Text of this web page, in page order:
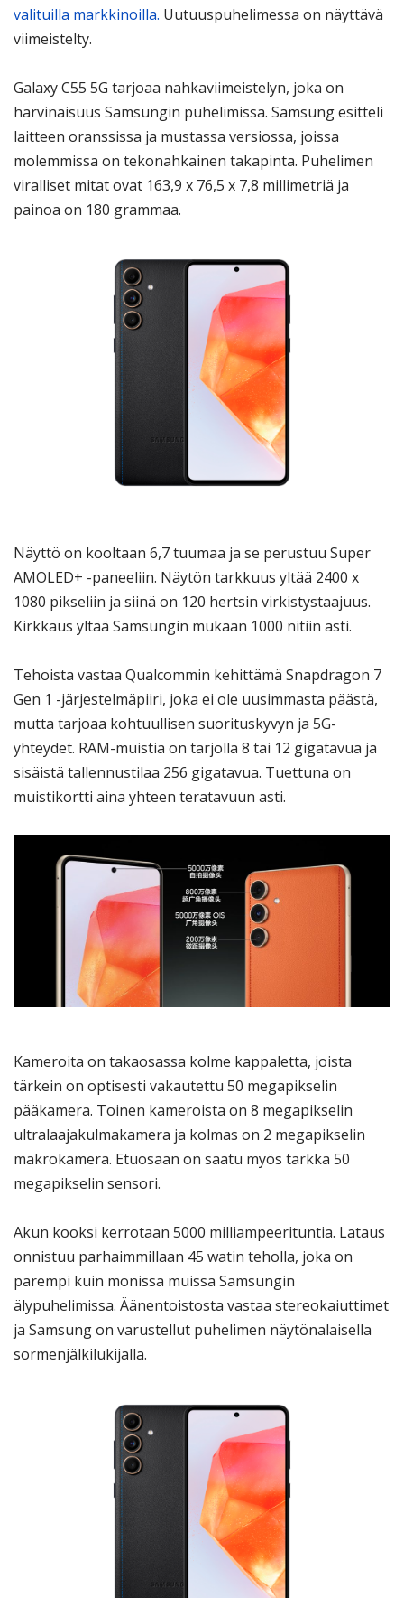
valituilla markkinoilla. Uutuuspuhelimessa on näyttävä
viimeistelty.
Galaxy C55 5G tarjoaa nahkaviimeistelyn, joka on
harvinaisuus Samsungin puhelimissa. Samsung esitteli
laitteen oranssissa ja mustassa versiossa, joissa
molemmissa on tekonahkainen takapinta. Puhelimen
viralliset mitat ovat 163,9 x 76,5 x 7,8 millimetriä ja
painoa on 180 grammaa.
Näyttö on kooltaan 6,7 tuumaa ja se perustuu Super
AMOLED+ -paneeliin. Näytön tarkkuus yltää 2400 x
1080 pikseliin ja siinä on 120 hertsin virkistystaajuus.
Kirkkaus yltää Samsungin mukaan 1000 nitiin asti.
Tehoista vastaa Qualcommin kehittämä Snapdragon 7
Gen 1 -järjestelmäpiiri, joka ei ole uusimmasta päästä,
mutta tarjoaa kohtuullisen suorituskyvyn ja 5G-
yhteydet. RAM-muistia on tarjolla 8 tai 12 gigatavua ja
sisäistä tallennustilaa 256 gigatavua. Tuettuna on
muistikortti aina yhteen teratavuun asti.
Kameroita on takaosassa kolme kappaletta, joista
tärkein on optisesti vakautettu 50 megapikselin
pääkamera. Toinen kameroista on 8 megapikselin
ultralaajakulmakamera ja kolmas on 2 megapikselin
makrokamera. Etuosaan on saatu myös tarkka 50
megapikselin sensori.
Akun kooksi kerrotaan 5000 milliampeerituntia. Lataus
onnistuu parhaimmillaan 45 watin teholla, joka on
parempi kuin monissa muissa Samsungin
älypuhelimissa. Äänentoistosta vastaa stereokaiuttimet
ja Samsung on varustellut puhelimen näytönalaisella
sormenjälkilukijalla.